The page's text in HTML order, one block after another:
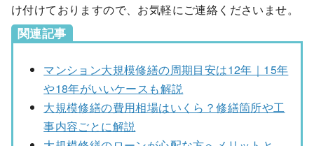
け付けておりますので、お気軽にご連絡くださいませ。
関連記事
マンション大規模修繕の周期目安は12年｜15年
や18年がいいケースも解説
大規模修繕の費用相場はいくら？修繕箇所や工
事内容ごとに解説